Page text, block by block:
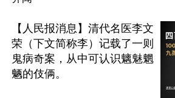
【人民报消息】清代名医李文
荣（下文简称李）记载了一则
鬼病奇案，从中可认识魑魅魍
魉的伎俩。